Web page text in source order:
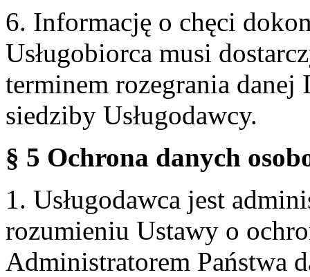
6. Informację o chęci
Usługobiorca musi
terminem rozegrania
siedziby Usługodawcy.
§ 5 Ochrona danych
1. Usługodawca jest
rozumieniu Ustawy o
Administratorem Państwa